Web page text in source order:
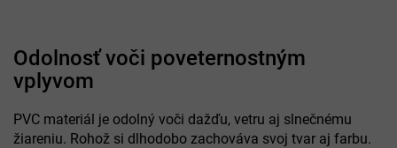
Odolnosť voči poveternostným
vplyvom
PVC materiál je odolný voči dažďu, vetru aj slnečnému
žiareniu. Rohož si dlhodobo zachováva svoj tvar aj farbu.